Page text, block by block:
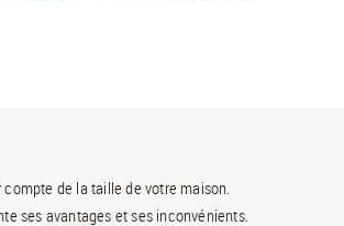
de la taille de votre maison.
ses avantages et ses inconvénients.